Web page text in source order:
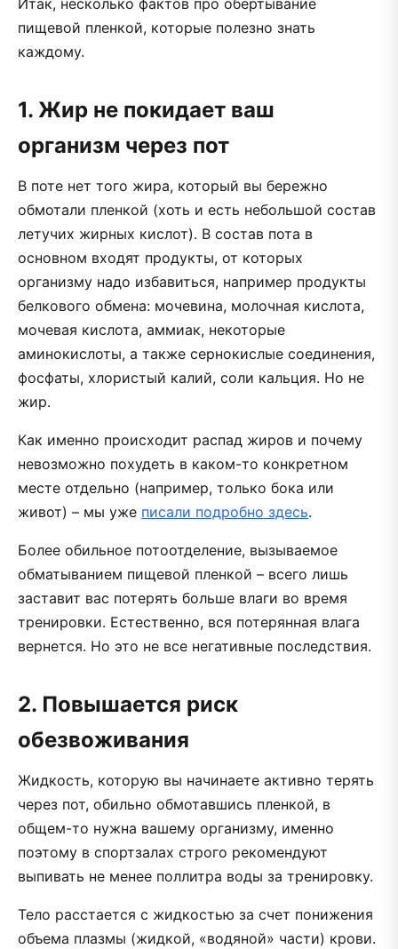
Итак, несколько фактов про обертывание
пищевой пленкой, которые полезно знать
каждому.
1. Жир не покидает ваш
организм через пот
В поте нет того жира, который вы бережно
обмотали пленкой (хоть и есть небольшой состав
летучих жирных кислот). В состав пота в
основном входят продукты, от которых
организму надо избавиться, например продукты
белкового обмена: мочевина, молочная кислота,
мочевая кислота, аммиак, некоторые
аминокислоты, а также сернокислые соединения,
фосфаты, хлористый калий, соли кальция. Но не
жир.
Как именно происходит распад жиров и почему
невозможно похудеть в каком-то конкретном
месте отдельно (например, только бока или
живот) – мы уже писали подробно здесь.
Более обильное потоотделение, вызываемое
обматыванием пищевой пленкой – всего лишь
заставит вас потерять больше влаги во время
тренировки. Естественно, вся потерянная влага
вернется. Но это не все негативные последствия.
2. Повышается риск
обезвоживания
Жидкость, которую вы начинаете активно терять
через пот, обильно обмотавшись пленкой, в
общем-то нужна вашему организму, именно
поэтому в спортзалах строго рекомендуют
выпивать не менее поллитра воды за тренировку.
Тело расстается с жидкостью за счет понижения
объема плазмы (жидкой, «водяной» части) крови.